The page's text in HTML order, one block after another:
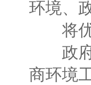
环境、
将优
政府
商环境